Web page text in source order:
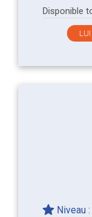
Disponible
Niveau